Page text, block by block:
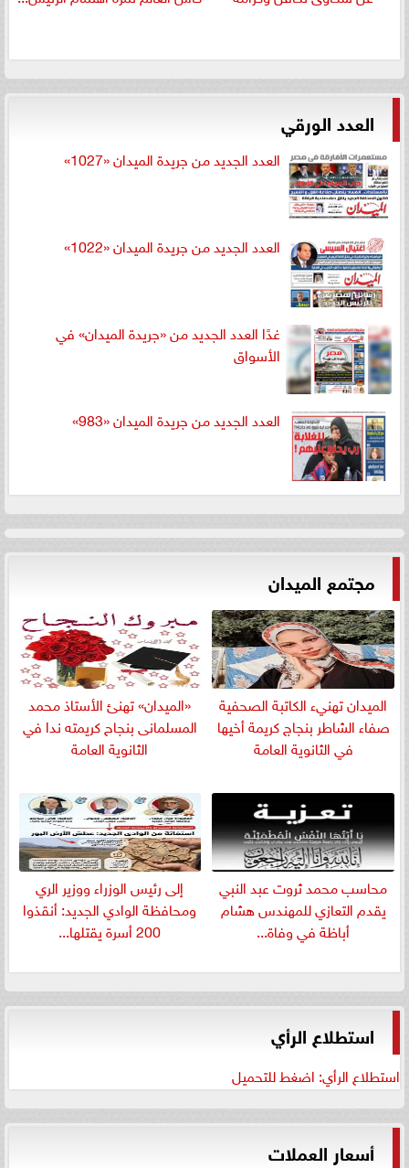
العدد الورقي
العدد الجديد من جريدة الميدان «1027»
العدد الجديد من جريدة الميدان «1022»
غدًا العدد الجديد من «جريدة الميدان» في
الأسواق
العدد الجديد من جريدة الميدان «983»
مجتمع الميدان
الميدان تهنيء الكاتبة الصحفية
صفاء الشاطر بنجاج كريمة أخيها
في الثانوية العامة
«الميدان» تهنئ الأستاذ محمد
المسلمانى بنجاح كريمته ندا في
الثانوية العامة
​محاسب محمد ثروت عبد النبي
يقدم التعازي للمهندس هشام
أباظة في وفاة...
إلى رئيس الوزراء ووزير الري
ومحافظة الوادي الجديد: أنقذوا
200 أسرة يقتلها...
استطلاع الرأي
استطلاع الرأي: اضغط للتحميل
أسعار العملات